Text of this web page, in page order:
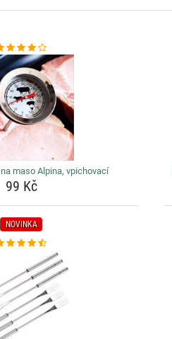
maso Alpina, vpichovací
99 Kč
NOVINKA